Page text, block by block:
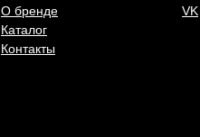
О бренде
Каталог
Контакты
VK